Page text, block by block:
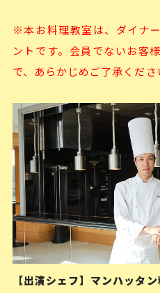
※本お料理教室は、ダイナ
ントです。会員でないお客
で、あらかじめご了承くださ
【出演シェフ】マンハッタ